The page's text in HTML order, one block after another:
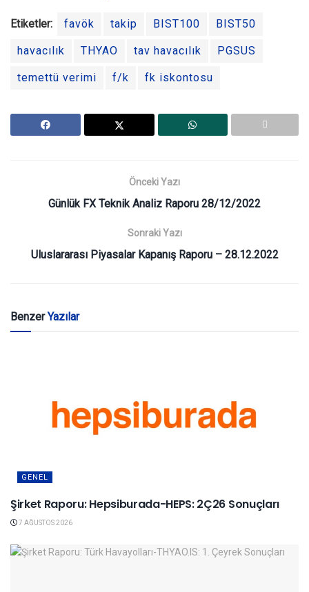
Etiketler: favök takip BIST100 BIST50
havacılık THYAO tav havacılık PGSUS
temettü verimi f/k fk iskontosu
Önceki Yazı
Günlük FX Teknik Analiz Raporu 28/12/2022
Sonraki Yazı
Uluslararası Piyasalar Kapanış Raporu – 28.12.2022
BenzerYazılar
GENEL
Şirket Raporu: Hepsiburada-HEPS: 2Ç26 Sonuçları
7 AĞUSTOS 2026